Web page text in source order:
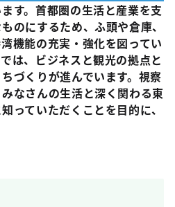
す。首都圏の生活と産業を支
のにするため、ふ頭や倉庫、
機能の充実・強化を図ってい
は、ビジネスと観光の拠点と
づくりが進んでいます。視察
なさんの生活と深く関わる東
っていただくことを目的に、